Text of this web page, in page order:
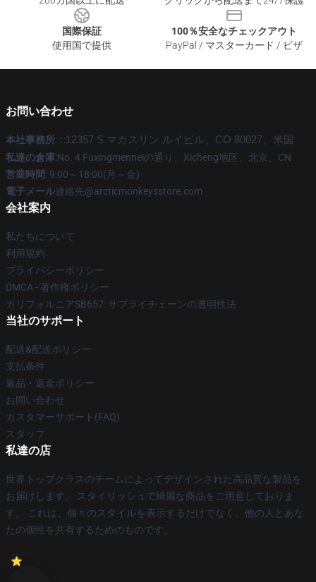
国際保証
使用国で提供
100％安全なチェックアウト
PayPal / マスターカード / ビザ
お問い合わせ
本社事務所: : :12357 S マカスリン ルイビル、CO 80027、米国
私達の倉庫:No. 4 Fuxingmenneiの通り、Xicheng地区、北京、CN
営業時間: 9:00～18:00(月～金)
電子メール連絡先@arcticmonkeysstore.com
会社案内
私たちについて
利用規約
プライバシーポリシー
DMCA - 著作権ポリシー
カリフォルニアSB657: サプライチェーンの透明性法
当社のサポート
配送&配送ポリシー
支払条件
返品・返金ポリシー
お問い合わせ
カスタマーサポート(FAQ)
スタッフ
私達の店
世界トップクラスのチームによってデザインされた高品質な製品を
お届けします。 スタイリッシュで綺麗な商品をご用意しておりま
す。 これは、個々のスタイルを表示するだけでなく、他の人とあな
たの個性を共有するためのものです。